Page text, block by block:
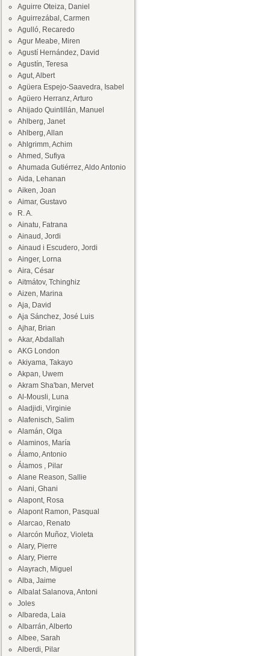
Aguirre Oteiza, Daniel
Aguirrezábal, Carmen
Agulló, Recaredo
Agur Meabe, Miren
Agustí Hernández, David
Agustín, Teresa
Agut, Albert
Agüera Espejo-Saavedra, Isabel
Agüero Herranz, Arturo
Ahijado Quintillán, Manuel
Ahlberg, Janet
Ahlberg, Allan
Ahlgrimm, Achim
Ahmed, Sufiya
Ahumada Gutiérrez, Aldo Antonio
Aida, Lehanan
Aiken, Joan
Aimar, Gustavo
R. A.
Ainatu, Fatrana
Ainaud, Jordi
Ainaud i Escudero, Jordi
Ainger, Lorna
Aira, César
Aitmátov, Tchinghiz
Aizen, Marina
Aja, David
Aja Sánchez, José Luis
Ajhar, Brian
Akar, Abdallah
AKG London
Akiyama, Takayo
Akpan, Uwem
Akram Sha'ban, Mervet
Al-Mousli, Luna
Aladjidi, Virginie
Alafenisch, Salim
Alamán, Olga
Alaminos, María
Álamo, Antonio
Álamos , Pilar
Alane Reason, Sallie
Alani, Ghani
Alapont, Rosa
Alapont Ramon, Pasqual
Alarcao, Renato
Alarcón Muñoz, Violeta
Alary, Pierre
Alary, Pierre
Alayrach, Miguel
Alba, Jaime
Albalat Salanova, Antoni
Joles
Albareda, Laia
Albarrán, Alberto
Albee, Sarah
Alberdi, Pilar